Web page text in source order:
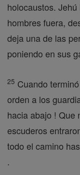
holocaustos.
hombres fuera,
deja una de las
poniendo en sus
25 Cuando
orden a los
hacia abajo ! Que
escuderos
todo el camino
.